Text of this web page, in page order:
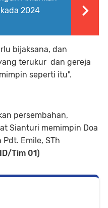
2024
bijaksana, dan
terukur dan gereja
seperti itu".
persembahan,
Sianturi memimpin Doa
Emile, STh
Tim 01)